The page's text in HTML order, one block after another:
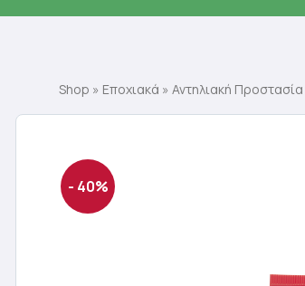
Shop » Εποχιακά » Αντηλιακή Προστασία
- 40%